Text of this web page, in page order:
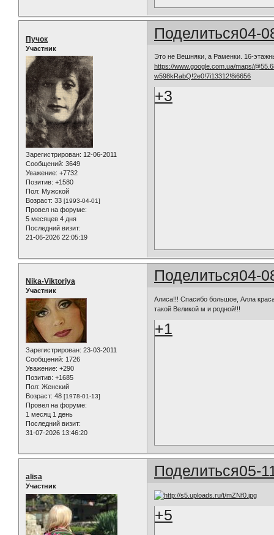
Поделиться04-
Пучок
Участник
Зарегистрирован: 12-06-2011
Сообщений: 3649
Уважение: +7732
Позитив: +1580
Пол: Мужской
Возраст: 33 [1993-04-01]
Провел на форуме:
5 месяцев 4 дня
Последний визит:
21-06-2026 22:05:19
Это не Вешняки, а Раменки. 16-
https://www.google.com.ua/maps/
w598kRabQ!2e0!7i13312!8i6656
+3
Поделиться04-
Nika-Viktoriya
Участник
Зарегистрирован: 23-03-2011
Сообщений: 1726
Уважение: +290
Позитив: +1685
Пол: Женский
Возраст: 48 [1978-01-13]
Провел на форуме:
1 месяц 1 день
Последний визит:
31-07-2026 13:46:20
Алиса!!! Спасибо большое, Алла
такой Великой м и родной!!!
+1
Поделиться05-
alisa
Участник
+5